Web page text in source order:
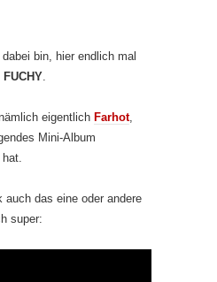
bin, hier endlich mal
FUCHY.
eigentlich Farhot,
Mini-Album
auch das eine oder andere
super: